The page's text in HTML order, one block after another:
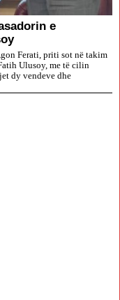
e
Ferati, priti sot në takim
Ulusoy, me të cilin
dy vendeve dhe